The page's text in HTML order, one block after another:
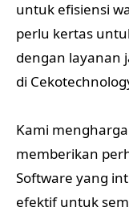
untuk efisiensi
perlu kertas
dengan layanan
di
Kami
memberikan
Software yang
efektif untuk